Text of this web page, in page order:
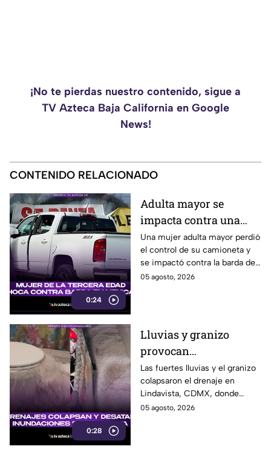
¡No te pierdas nuestro contenido, sigue a
TV Azteca Baja California en Google
News!
CONTENIDO RELACIONADO
0:24
Adulta mayor se
impacta contra una
barda tras perder el
control de su
camioneta en Mexicali
Una mujer adulta mayor perdió
el control de su camioneta y
se impactó contra la barda de
un predio en el cruce de las
05 agosto, 2026
0:28
Lluvias y granizo
provocan
inundaciones en
Lindavista; agua brota
de los escusados
Las fuertes lluvias y el granizo
colapsaron el drenaje en
Lindavista, CDMX, donde
vecinos reportaron
05 agosto, 2026